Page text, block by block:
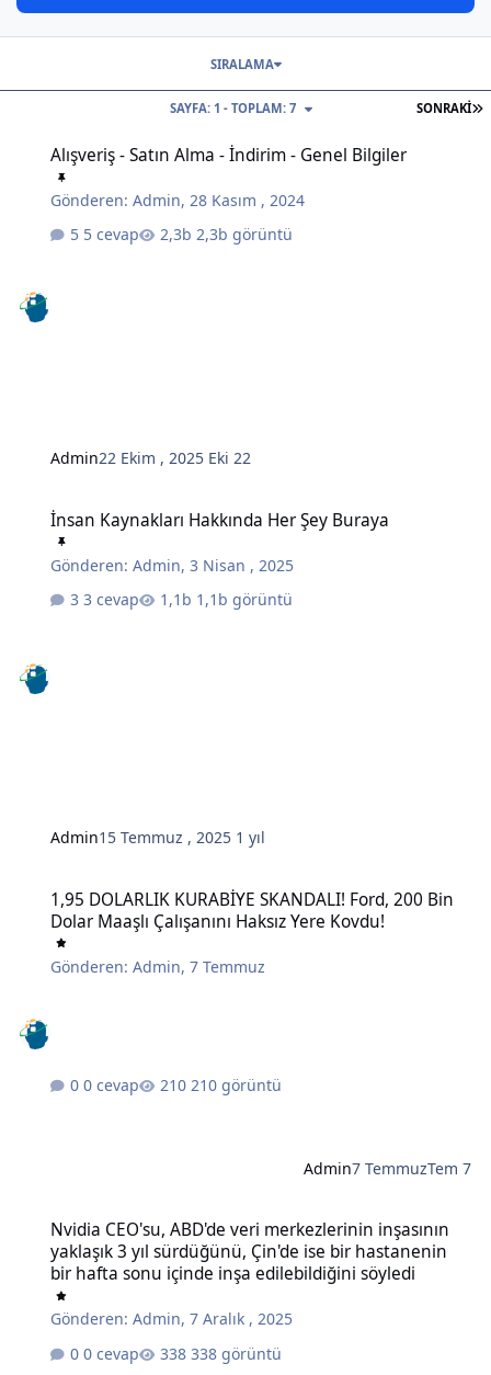
SONRAKI
SAYFA: 1 - TOPLAM: 7
SIRALAMA
Alışveriş - Satın Alma - İndirim - Genel Bilgiler
Gönderen:Admin,28 Kasım , 2024
5 cevap
2,3b görüntü
Admin22 Ekim , 2025 Eki 22
İnsan Kaynakları Hakkında Her Şey Buraya
Gönderen:Admin,3 Nisan , 2025
3 cevap
1,1b görüntü
Admin15 Temmuz , 2025 1 yıl
1,95 DOLARLIK KURABİYE SKANDALI! Ford, 200 Bin
Dolar Maaşlı Çalışanını Haksız Yere Kovdu!
Gönderen:Admin,7 Temmuz
0 cevap 210 görüntü
Admin7 TemmuzTem 7
Nvidia CEO'su, ABD'de veri merkezlerinin inşasının
yaklaşık 3 yıl sürdüğünü, Çin'de ise bir hastanenin
bir hafta sonu içinde inşa edilebildiğini söyledi
Gönderen:Admin,7 Aralık , 2025
0 cevap
338 görüntü